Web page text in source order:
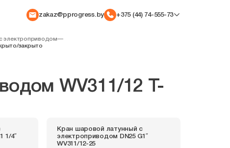
zakaz@pprogress.by +375 (44) 74-555-73
электроприводом—
закрыто
WV311/12 T-
1/4″
Кран шаровой латунный с
электроприводом DN25 G1″
WV311/12-25